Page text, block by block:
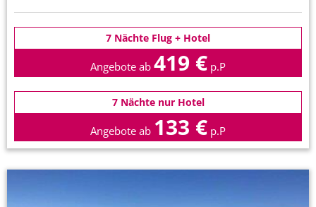
7 Nächte Flug + Hotel
Angebote ab 419 € p.P
7 Nächte nur Hotel
Angebote ab 133 € p.P